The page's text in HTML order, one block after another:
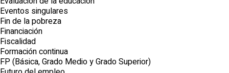
Eventos singulares
Fin de la pobreza
Financiación
Fiscalidad
Formación continua
FP (Básica, Grado Medio y Grado Superior)